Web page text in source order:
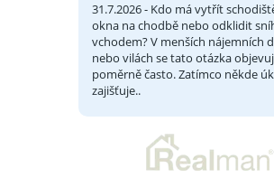
31.7.2026 - Kdo má vytřít
okna na chodbě nebo odklidit
vchodem? V menších nájemních
nebo vilách se tato otázka
poměrně často. Zatímco někde
zajišťuje..